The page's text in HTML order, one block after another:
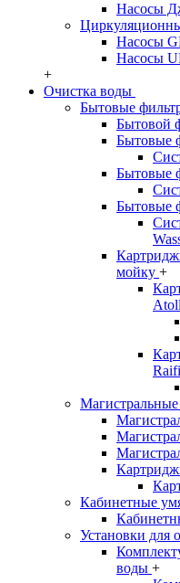
Насосы
Насосы
Насосы
+
Очистка воды
Бытовые
Бытовой
Бытовые
Бытовые
Бытовые
мойку +
Atoll
Кабинетные
Установки для
воды +